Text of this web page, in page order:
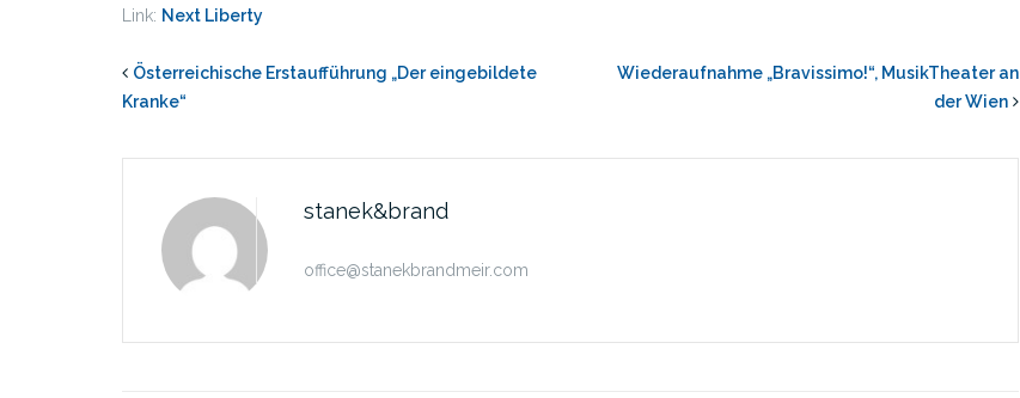
Link: Next Liberty
Österreichische Erstaufführung „Der eingebildete
Kranke“
Wiederaufnahme „Bravissimo!“, MusikTheater an
der Wien
stanek&brand
office@stanekbrandmeir.com